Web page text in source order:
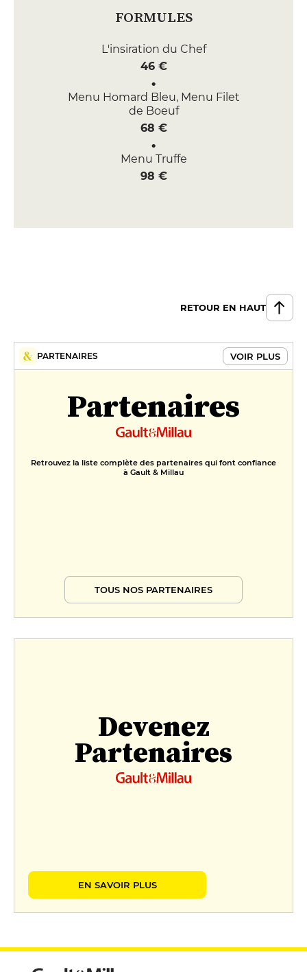
FORMULES
L'insiration du Chef
46 €
Menu Homard Bleu, Menu Filet
de Boeuf
68 €
Menu Truffe
98 €
RETOUR EN HAUT
PARTENAIRES VOIR PLUS
Partenaires
Retrouvez la liste complète des partenaires qui font confiance
à Gault & Millau
TOUS NOS PARTENAIRES
Devenez
Partenaires
EN SAVOIR PLUS